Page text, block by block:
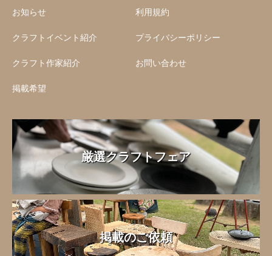
お知らせ
クラフトイベント紹介
クラフト作家紹介
掲載希望
利用規約
プライバシーポリシー
お問い合わせ
厳選クラフトフェア
掲載のご依頼